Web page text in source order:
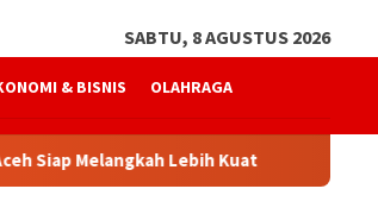
SABTU, 8 AGUSTUS 2026
& BISNIS OLAHRAGA
Lebih Kuat Mukhtaruddin